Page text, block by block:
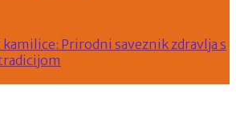
Prirodni saveznik zdravlja s